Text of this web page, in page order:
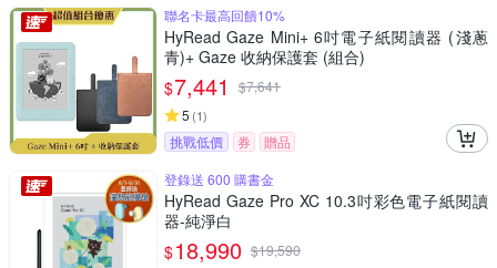
聯名卡最高回饋10%
HyRead Gaze Mini+ 6吋電子紙閱讀器 (淺蔥
青)+ Gaze 收納保護套 (組合)
$7,441 $7,641
5 (1)
挑戰低價 券
贈品
登錄送 600 購書金
HyRead Gaze Pro XC 10.3吋彩色電子紙閱讀
器-純淨白
$18,990 $19,590